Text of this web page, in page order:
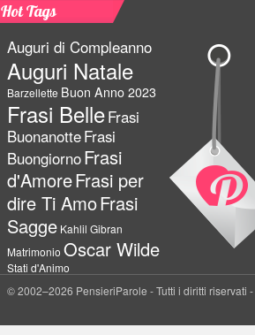
Hot Tags
Auguri di Compleanno
Auguri Natale
Barzellette Buon Anno 2023
Frasi BelleFrasi
BuonanotteFrasi
BuongiornoFrasi
d'AmoreFrasi per
dire Ti AmoFrasi
Sagge Kahlil Gibran
Matrimonio Oscar Wilde
Stati d'Animo
© 2002–2026 PensieriParole - Tutti i diritti riservati -